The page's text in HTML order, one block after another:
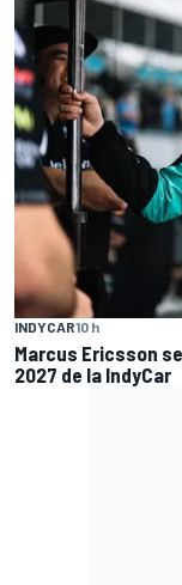
INDYCAR10 h
Marcus Ericsson
2027 de la IndyCar